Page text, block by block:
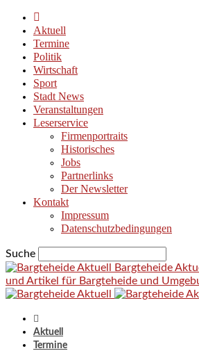
Aktuell
Termine
Politik
Wirtschaft
Sport
Stadt News
Veranstaltungen
Leserservice
Firmenportraits
Historisches
Jobs
Partnerlinks
Der Newsletter
Kontakt
Impressum
Datenschutzbedingungen
Suche
Bargteheide
und Artikel für Bargteheide und
Aktuell
Termine